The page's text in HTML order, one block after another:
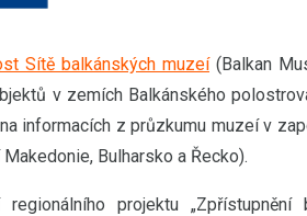
Sítě balkánských muzeí(Balkan
v zemích Balkánského
informacích z průzkumu muzeí v
Bulharsko a Řecko).
projektu